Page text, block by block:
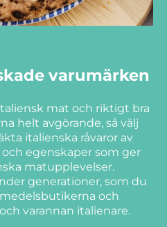
varumärken
mat och riktigt bra
helt avgörande, så välj
italienska råvaror av
egenskaper som ger
matupplevelser.
generationer, som du
och
varannan italienare.